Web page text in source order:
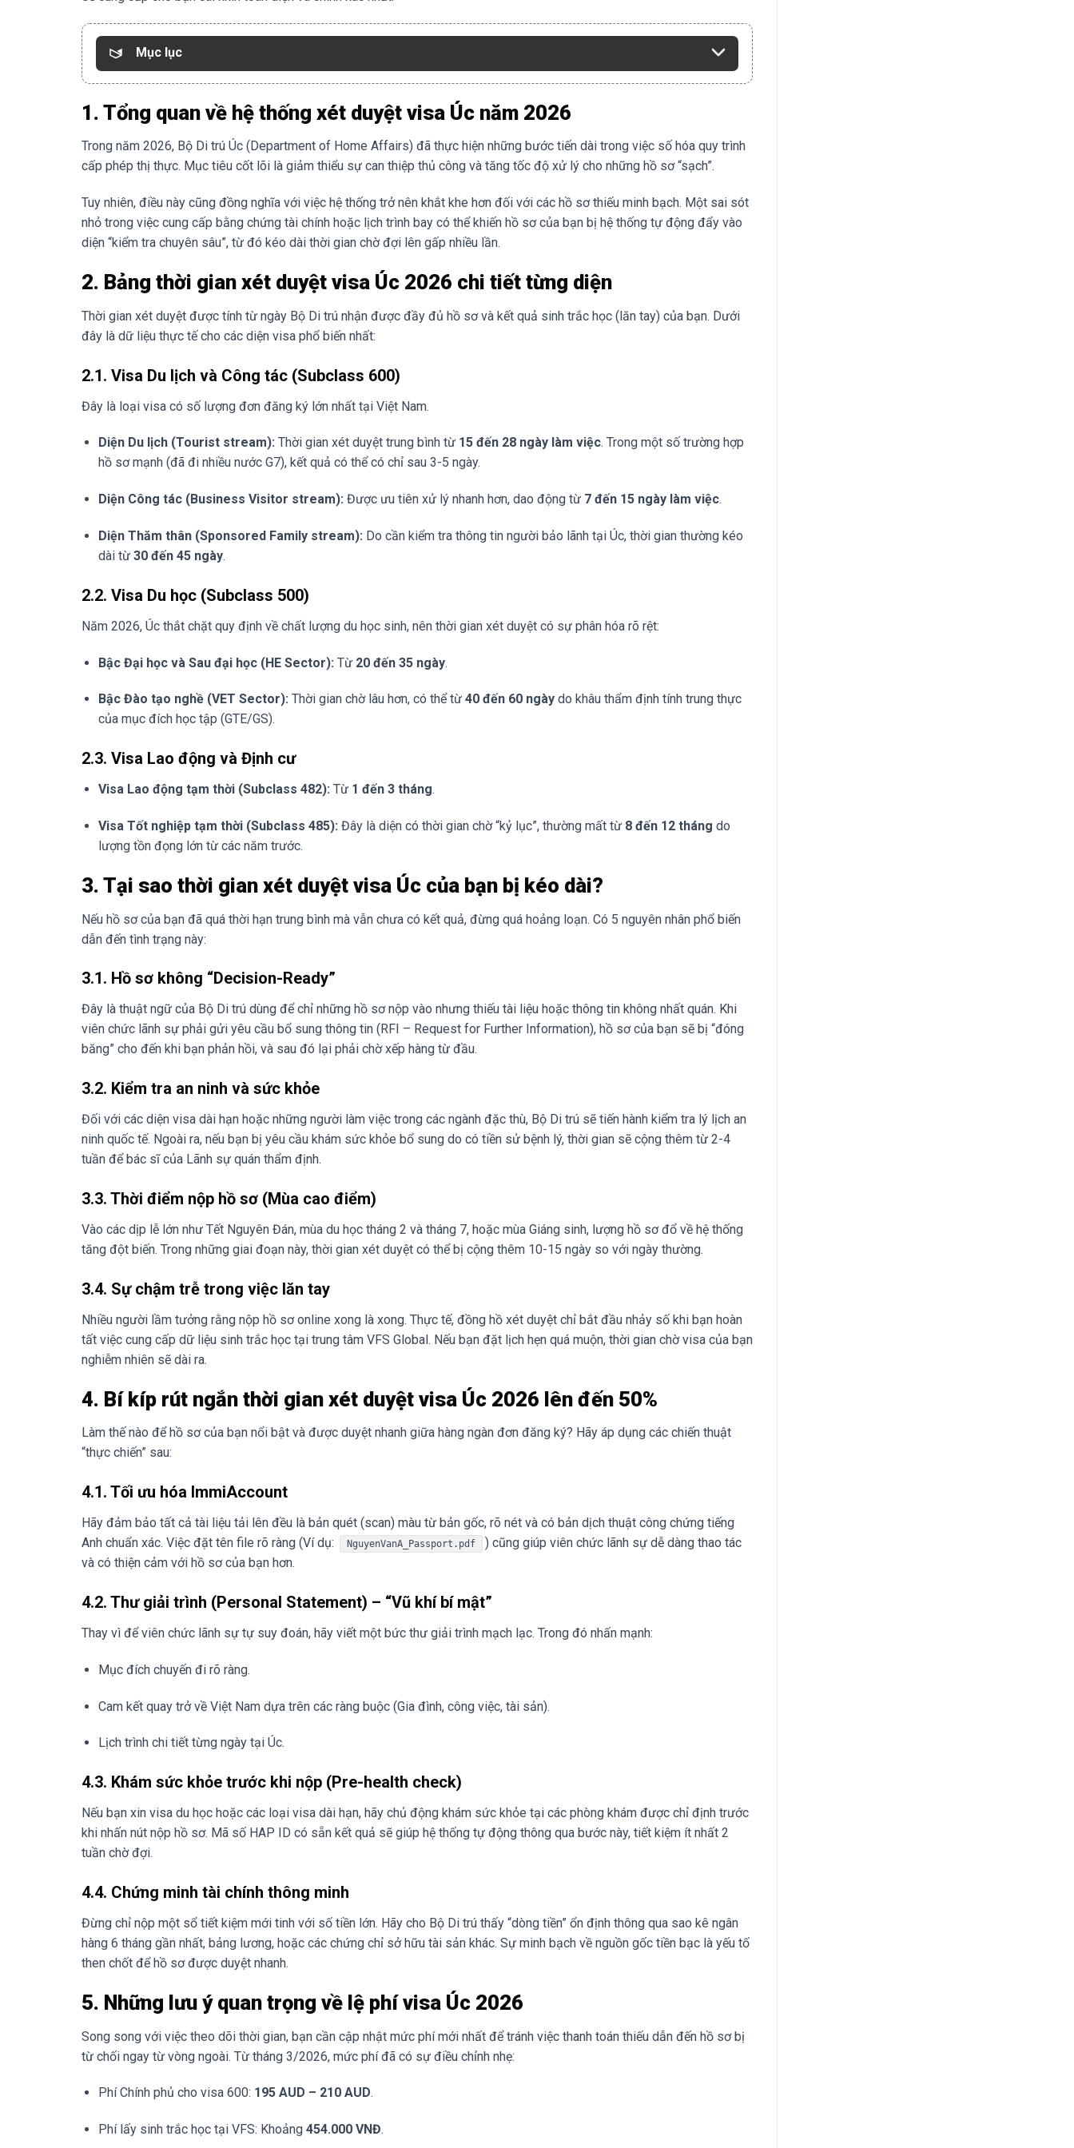
Mục lục
1. Tổng quan về hệ thống xét duyệt visa Úc năm 2026
Trong năm 2026, Bộ Di trú Úc (Department of Home Affairs) đã thực hiện những bước tiến dài trong việc số hóa quy trình
cấp phép thị thực. Mục tiêu cốt lõi là giảm thiểu sự can thiệp thủ công và tăng tốc độ xử lý cho những hồ sơ “sạch”.
Tuy nhiên, điều này cũng đồng nghĩa với việc hệ thống trở nên khắt khe hơn đối với các hồ sơ thiếu minh bạch. Một sai sót
nhỏ trong việc cung cấp bằng chứng tài chính hoặc lịch trình bay có thể khiến hồ sơ của bạn bị hệ thống tự động đẩy vào
diện “kiểm tra chuyên sâu”, từ đó kéo dài thời gian chờ đợi lên gấp nhiều lần.
2. Bảng thời gian xét duyệt visa Úc 2026 chi tiết từng diện
Thời gian xét duyệt được tính từ ngày Bộ Di trú nhận được đầy đủ hồ sơ và kết quả sinh trắc học (lăn tay) của bạn. Dưới
đây là dữ liệu thực tế cho các diện visa phổ biến nhất:
2.1. Visa Du lịch và Công tác (Subclass 600)
Đây là loại visa có số lượng đơn đăng ký lớn nhất tại Việt Nam.
Diện Du lịch (Tourist stream): Thời gian xét duyệt trung bình từ 15 đến 28 ngày làm việc. Trong một số trường hợp
hồ sơ mạnh (đã đi nhiều nước G7), kết quả có thể có chỉ sau 3-5 ngày.
Diện Công tác (Business Visitor stream): Được ưu tiên xử lý nhanh hơn, dao động từ 7 đến 15 ngày làm việc.
Diện Thăm thân (Sponsored Family stream): Do cần kiểm tra thông tin người bảo lãnh tại Úc, thời gian thường kéo
dài từ 30 đến 45 ngày.
2.2. Visa Du học (Subclass 500)
Năm 2026, Úc thắt chặt quy định về chất lượng du học sinh, nên thời gian xét duyệt có sự phân hóa rõ rệt:
Bậc Đại học và Sau đại học (HE Sector): Từ 20 đến 35 ngày.
Bậc Đào tạo nghề (VET Sector): Thời gian chờ lâu hơn, có thể từ 40 đến 60 ngàydo khâu thẩm định tính trung thực
của mục đích học tập (GTE/GS).
2.3. Visa Lao động và Định cư
Visa Lao động tạm thời (Subclass 482): Từ 1 đến 3 tháng.
Visa Tốt nghiệp tạm thời (Subclass 485): Đây là diện có thời gian chờ “kỷ lục”, thường mất từ 8 đến 12 tháng do
lượng tồn đọng lớn từ các năm trước.
3. Tại sao thời gian xét duyệt visa Úc của bạn bị kéo dài?
Nếu hồ sơ của bạn đã quá thời hạn trung bình mà vẫn chưa có kết quả, đừng quá hoảng loạn. Có 5 nguyên nhân phổ biến
dẫn đến tình trạng này:
3.1. Hồ sơ không “Decision-Ready”
Đây là thuật ngữ của Bộ Di trú dùng để chỉ những hồ sơ nộp vào nhưng thiếu tài liệu hoặc thông tin không nhất quán. Khi
viên chức lãnh sự phải gửi yêu cầu bổ sung thông tin (RFI – Request for Further Information), hồ sơ của bạn sẽ bị “đóng
băng” cho đến khi bạn phản hồi, và sau đó lại phải chờ xếp hàng từ đầu.
3.2. Kiểm tra an ninh và sức khỏe
Đối với các diện visa dài hạn hoặc những người làm việc trong các ngành đặc thù, Bộ Di trú sẽ tiến hành kiểm tra lý lịch an
ninh quốc tế. Ngoài ra, nếu bạn bị yêu cầu khám sức khỏe bổ sung do có tiền sử bệnh lý, thời gian sẽ cộng thêm từ 2-4
tuần để bác sĩ của Lãnh sự quán thẩm định.
3.3. Thời điểm nộp hồ sơ (Mùa cao điểm)
Vào các dịp lễ lớn như Tết Nguyên Đán, mùa du học tháng 2 và tháng 7, hoặc mùa Giáng sinh, lượng hồ sơ đổ về hệ thống
tăng đột biến. Trong những giai đoạn này, thời gian xét duyệt có thể bị cộng thêm 10-15 ngày so với ngày thường.
3.4. Sự chậm trễ trong việc lăn tay
Nhiều người lầm tưởng rằng nộp hồ sơ online xong là xong. Thực tế, đồng hồ xét duyệt chỉ bắt đầu nhảy số khi bạn hoàn
tất việc cung cấp dữ liệu sinh trắc học tại trung tâm VFS Global. Nếu bạn đặt lịch hẹn quá muộn, thời gian chờ visa của bạn
nghiễm nhiên sẽ dài ra.
4. Bí kíp rút ngắn thời gian xét duyệt visa Úc 2026 lên đến 50%
Làm thế nào để hồ sơ của bạn nổi bật và được duyệt nhanh giữa hàng ngàn đơn đăng ký? Hãy áp dụng các chiến thuật
“thực chiến” sau:
4.1. Tối ưu hóa ImmiAccount
Hãy đảm bảo tất cả tài liệu tải lên đều là bản quét (scan) màu từ bản gốc, rõ nét và có bản dịch thuật công chứng tiếng
Anh chuẩn xác. Việc đặt tên file rõ ràng (Ví dụ:
NguyenVanA_Passport.pdf
) cũng giúp viên chức lãnh sự dễ dàng thao tác
và có thiện cảm với hồ sơ của bạn hơn.
4.2. Thư giải trình (Personal Statement) – “Vũ khí bí mật”
Thay vì để viên chức lãnh sự tự suy đoán, hãy viết một bức thư giải trình mạch lạc. Trong đó nhấn mạnh:
Mục đích chuyến đi rõ ràng.
Cam kết quay trở về Việt Nam dựa trên các ràng buộc (Gia đình, công việc, tài sản).
Lịch trình chi tiết từng ngày tại Úc.
4.3. Khám sức khỏe trước khi nộp (Pre-health check)
Nếu bạn xin visa du học hoặc các loại visa dài hạn, hãy chủ động khám sức khỏe tại các phòng khám được chỉ định trước
khi nhấn nút nộp hồ sơ. Mã số HAP ID có sẵn kết quả sẽ giúp hệ thống tự động thông qua bước này, tiết kiệm ít nhất 2
tuần chờ đợi.
4.4. Chứng minh tài chính thông minh
Đừng chỉ nộp một sổ tiết kiệm mới tinh với số tiền lớn. Hãy cho Bộ Di trú thấy “dòng tiền” ổn định thông qua sao kê ngân
hàng 6 tháng gần nhất, bảng lương, hoặc các chứng chỉ sở hữu tài sản khác. Sự minh bạch về nguồn gốc tiền bạc là yếu tố
then chốt để hồ sơ được duyệt nhanh.
5. Những lưu ý quan trọng về lệ phí visa Úc 2026
Song song với việc theo dõi thời gian, bạn cần cập nhật mức phí mới nhất để tránh việc thanh toán thiếu dẫn đến hồ sơ bị
từ chối ngay từ vòng ngoài. Từ tháng 3/2026, mức phí đã có sự điều chỉnh nhẹ:
Phí Chính phủ cho visa 600: 195 AUD – 210 AUD.
Phí lấy sinh trắc học tại VFS: Khoảng 454.000 VNĐ.